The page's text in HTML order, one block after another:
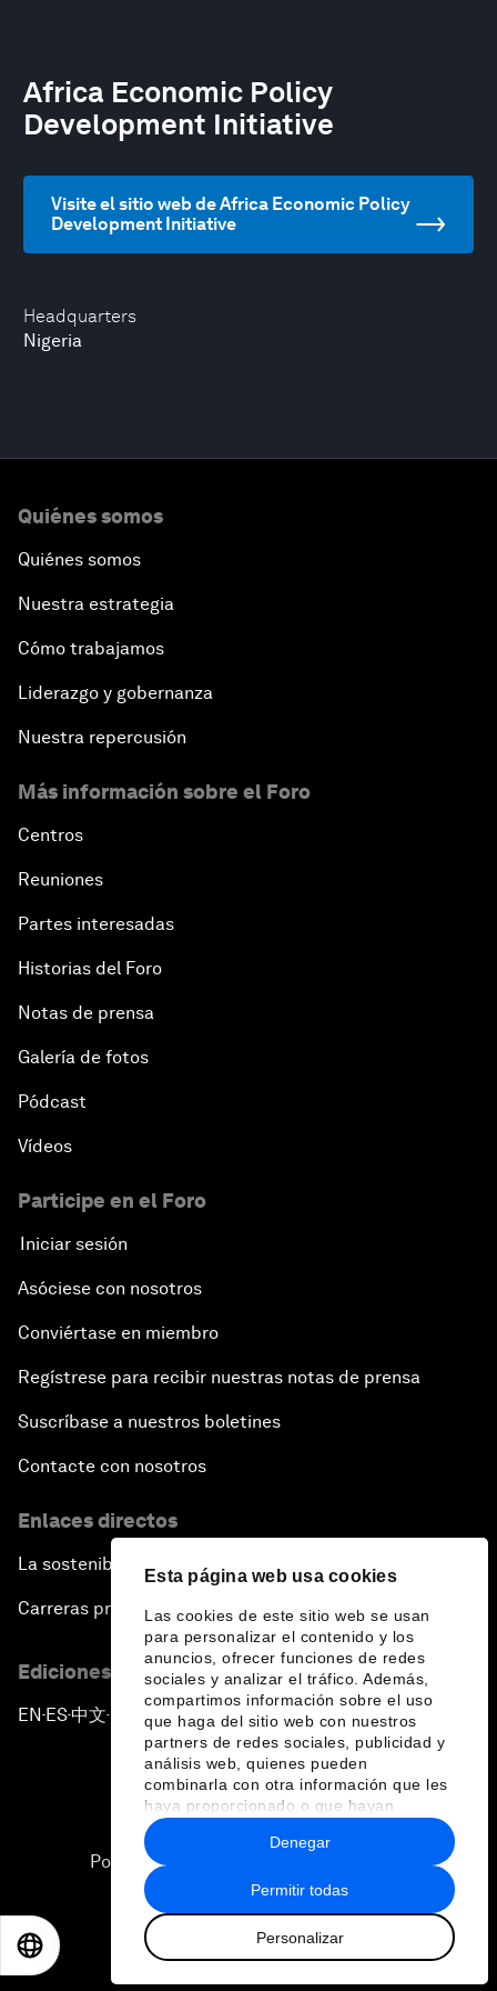
Esta página web usa cookies
Las cookies de este sitio web se usan
para personalizar el contenido y los
anuncios, ofrecer funciones de redes
sociales y analizar el tráfico. Además,
compartimos información sobre el uso
que haga del sitio web con nuestros
partners de redes sociales, publicidad y
análisis web, quienes pueden
combinarla con otra información que les
haya proporcionado o que hayan
recopilado a partir del uso que haya
hecho de sus servicios.
Permitir todas
Personalizar
Denegar
Headquarters
Nigeria
Africa Economic Policy
Development Initiative
Visite el sitio web de Africa Economic Policy
Development Initiative
Quiénes somos
Quiénes somos
Nuestra estrategia
Cómo trabajamos
Liderazgo y gobernanza
Nuestra repercusión
Más información sobre el Foro
Centros
Reuniones
Partes interesadas
Historias del Foro
Notas de prensa
Galería de fotos
Pódcast
Vídeos
Participe en el Foro
Iniciar sesión
Asóciese con nosotros
Conviértase en miembro
Regístrese para recibir nuestras notas de prensa
Suscríbase a nuestros boletines
Contacte con nosotros
Enlaces directos
La sostenibilidad en el Foro
Carreras profesionales
Ediciones en otros idiomas
EN ▪ES▪中文▪ 日本語
Política de privacidad y normas de uso
Sitemap
2026 Foro Económico Mundial